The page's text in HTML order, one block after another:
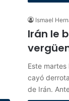
Ismael
Irán le
Este
cayó
de Irán.